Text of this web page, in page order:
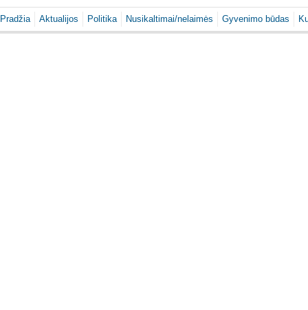
Pradžia Aktualijos Politika Nusikaltimai/nelaimės Gyvenimo būdas